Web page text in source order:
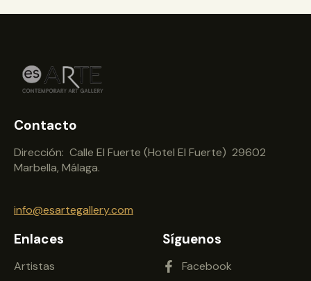
Contacto
Dirección: Calle El Fuerte (Hotel El Fuerte) 29602
Marbella, Málaga.
info@esartegallery.com
Enlaces
Artistas
Síguenos
Facebook